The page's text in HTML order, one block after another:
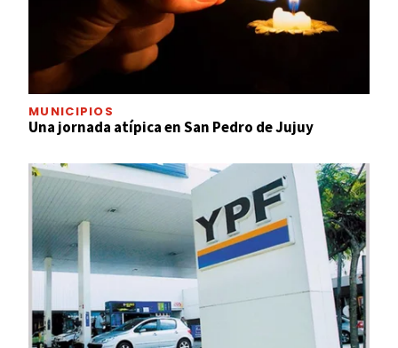
MUNICIPIOS
Una jornada atípica en San Pedro de Jujuy